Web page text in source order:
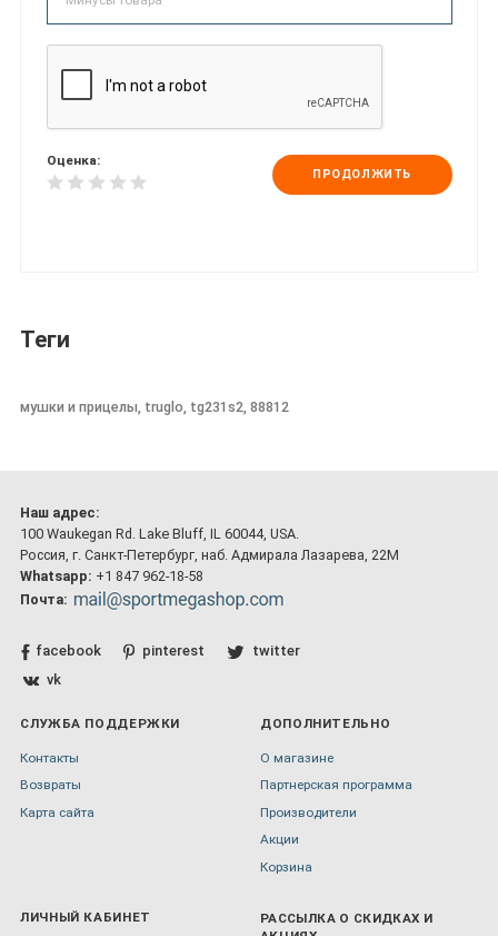
Оценка:
ПРОДОЛЖИТЬ
Теги
мушки и прицелы, truglo, tg231s2, 88812
Наш адрес:
100 Waukegan Rd. Lake Bluff, IL 60044, USA.
Россия, г. Санкт-Петербург, наб. Адмирала Лазарева, 22М
Whatsapp: +1 847 962-18-58
Почта:
facebook pinterest
twitter
vk
СЛУЖБА ПОДДЕРЖКИ
Контакты
Возвраты
Карта сайта
ДОПОЛНИТЕЛЬНО
О магазине
Партнерская программа
Производители
Акции
Корзина
ЛИЧНЫЙ КАБИНЕТ
РАССЫЛКА О СКИДКАХ И